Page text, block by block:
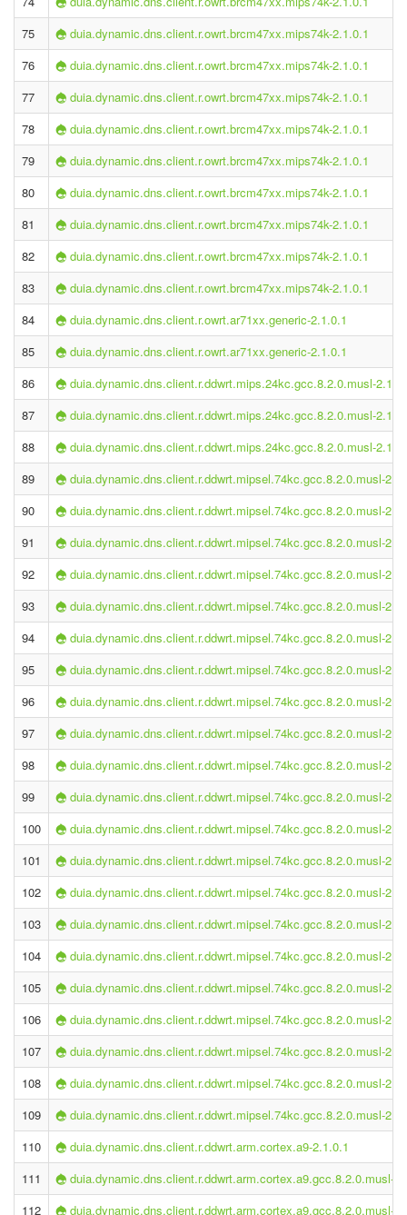
75
duia.dynamic.dns.client.r.owrt.brcm47xx.mips74k-2.1.0.1
76
duia.dynamic.dns.client.r.owrt.brcm47xx.mips74k-2.1.0.1
77
duia.dynamic.dns.client.r.owrt.brcm47xx.mips74k-2.1.0.1
78
duia.dynamic.dns.client.r.owrt.brcm47xx.mips74k-2.1.0.1
79
duia.dynamic.dns.client.r.owrt.brcm47xx.mips74k-2.1.0.1
80
duia.dynamic.dns.client.r.owrt.brcm47xx.mips74k-2.1.0.1
81
duia.dynamic.dns.client.r.owrt.brcm47xx.mips74k-2.1.0.1
82
duia.dynamic.dns.client.r.owrt.brcm47xx.mips74k-2.1.0.1
83
duia.dynamic.dns.client.r.owrt.brcm47xx.mips74k-2.1.0.1
84
duia.dynamic.dns.client.r.owrt.ar71xx.generic-2.1.0.1
85
duia.dynamic.dns.client.r.owrt.ar71xx.generic-2.1.0.1
86
duia.dynamic.dns.client.r.ddwrt.mips.24kc.gcc.8.2.0.musl-
87
duia.dynamic.dns.client.r.ddwrt.mips.24kc.gcc.8.2.0.musl-
88
duia.dynamic.dns.client.r.ddwrt.mips.24kc.gcc.8.2.0.musl-
89
duia.dynamic.dns.client.r.ddwrt.mipsel.74kc.gcc.8.2.0.musl-
90
duia.dynamic.dns.client.r.ddwrt.mipsel.74kc.gcc.8.2.0.musl-
91
duia.dynamic.dns.client.r.ddwrt.mipsel.74kc.gcc.8.2.0.musl-
92
duia.dynamic.dns.client.r.ddwrt.mipsel.74kc.gcc.8.2.0.musl-
93
duia.dynamic.dns.client.r.ddwrt.mipsel.74kc.gcc.8.2.0.musl-
94
duia.dynamic.dns.client.r.ddwrt.mipsel.74kc.gcc.8.2.0.musl-
95
duia.dynamic.dns.client.r.ddwrt.mipsel.74kc.gcc.8.2.0.musl-
96
duia.dynamic.dns.client.r.ddwrt.mipsel.74kc.gcc.8.2.0.musl-
97
duia.dynamic.dns.client.r.ddwrt.mipsel.74kc.gcc.8.2.0.musl-
98
duia.dynamic.dns.client.r.ddwrt.mipsel.74kc.gcc.8.2.0.musl-
99
duia.dynamic.dns.client.r.ddwrt.mipsel.74kc.gcc.8.2.0.musl-
100
duia.dynamic.dns.client.r.ddwrt.mipsel.74kc.gcc.8.2.0.musl-
101
duia.dynamic.dns.client.r.ddwrt.mipsel.74kc.gcc.8.2.0.musl-
102
duia.dynamic.dns.client.r.ddwrt.mipsel.74kc.gcc.8.2.0.musl-
103
duia.dynamic.dns.client.r.ddwrt.mipsel.74kc.gcc.8.2.0.musl-
104
duia.dynamic.dns.client.r.ddwrt.mipsel.74kc.gcc.8.2.0.musl-
105
duia.dynamic.dns.client.r.ddwrt.mipsel.74kc.gcc.8.2.0.musl-
106
duia.dynamic.dns.client.r.ddwrt.mipsel.74kc.gcc.8.2.0.musl-
107
duia.dynamic.dns.client.r.ddwrt.mipsel.74kc.gcc.8.2.0.musl-
108
duia.dynamic.dns.client.r.ddwrt.mipsel.74kc.gcc.8.2.0.musl-
109
duia.dynamic.dns.client.r.ddwrt.mipsel.74kc.gcc.8.2.0.musl-
110
duia.dynamic.dns.client.r.ddwrt.arm.cortex.a9-2.1.0.1
111
duia.dynamic.dns.client.r.ddwrt.arm.cortex.a9.gcc.8.2.0.musl-
112
duia.dynamic.dns.client.r.ddwrt.arm.cortex.a9.gcc.8.2.0.musl-